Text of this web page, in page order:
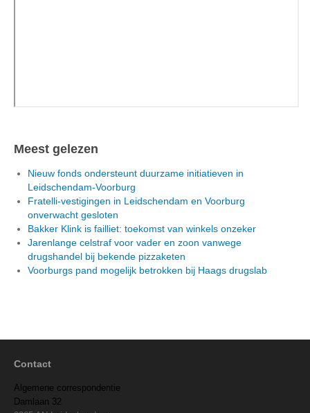
Meest gelezen
Nieuw fonds ondersteunt duurzame initiatieven in
Leidschendam-Voorburg
Fratelli-vestigingen in Leidschendam en Voorburg
onverwacht gesloten
Bakker Klink is failliet: toekomst van winkels onzeker
Jarenlange celstraf voor vader en zoon vanwege
drugshandel bij bekende pizzaketen
Voorburgs pand mogelijk betrokken bij Haags drugslab
Contact
Algemene correspondentie
Damlaan 32